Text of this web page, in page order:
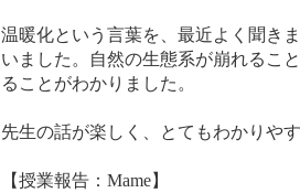
温暖化という言葉を、最近よく聞き
いました。自然の生態系が崩れるこ
ることがわかりました。
先生の話が楽しく、とてもわかりや
【授業報告：Mame】